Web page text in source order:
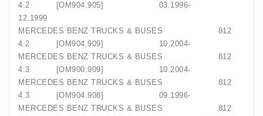
4.2 [OM904.905] 03.1996-
12.1999
MERCEDES BENZ TRUCKS & BUSES 812
4.2 [OM904.909] 10.2004-
MERCEDES BENZ TRUCKS & BUSES 812
4.3 [OM900.909] 10.2004-
MERCEDES BENZ TRUCKS & BUSES 812
4.3 [OM904.908] 09.1996-
MERCEDES BENZ TRUCKS & BUSES 812